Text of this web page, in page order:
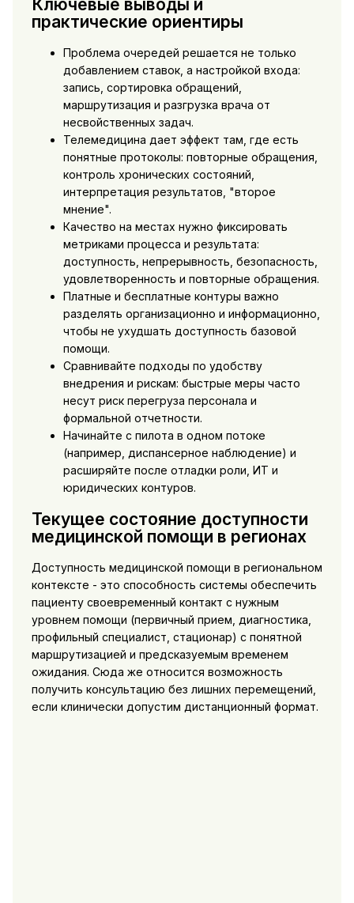
Ключевые выводы и
практические ориентиры
Проблема очередей решается не только
добавлением ставок, а настройкой входа:
запись, сортировка обращений,
маршрутизация и разгрузка врача от
несвойственных задач.
Телемедицина дает эффект там, где есть
понятные протоколы: повторные обращения,
контроль хронических состояний,
интерпретация результатов, "второе
мнение".
Качество на местах нужно фиксировать
метриками процесса и результата:
доступность, непрерывность, безопасность,
удовлетворенность и повторные обращения.
Платные и бесплатные контуры важно
разделять организационно и информационно,
чтобы не ухудшать доступность базовой
помощи.
Сравнивайте подходы по удобству
внедрения и рискам: быстрые меры часто
несут риск перегруза персонала и
формальной отчетности.
Начинайте с пилота в одном потоке
(например, диспансерное наблюдение) и
расширяйте после отладки роли, ИТ и
юридических контуров.
Текущее состояние доступности
медицинской помощи в регионах
Доступность медицинской помощи в региональном
контексте - это способность системы обеспечить
пациенту своевременный контакт с нужным
уровнем помощи (первичный прием, диагностика,
профильный специалист, стационар) с понятной
маршрутизацией и предсказуемым временем
ожидания. Сюда же относится возможность
получить консультацию без лишних перемещений,
если клинически допустим дистанционный формат.